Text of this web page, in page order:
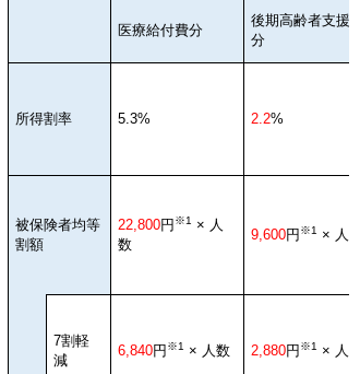
医療給付費分
後期高齢者支援金
分
所得割率 5.3% 2.2%
被保険者均等
割額
22,800円 ※1 × 人
数
9,600円 ※1 × 人数
7割軽
減
6,840円 ※1 × 人数 2,880円 ※1 × 人数